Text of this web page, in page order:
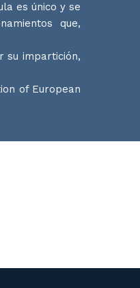
es único y se
que,
su impartición,
of European